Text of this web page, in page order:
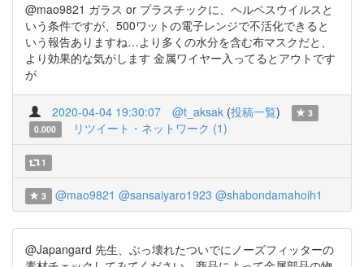
@mao9821 ガラス or プラスチックに、ヘルペスウイルスと
いう条件ですが、500ワットの電子レンジで不活化できると
いう報告ありますね…より多くの水分を含む布マスクだと、
より効果的な気がします 金属ワイヤー入ってるとアウトです
が
2020-04-04 19:30:07 @t_aksak (投稿一覧)
3
0.000
リツイート・ネットワーク (1)
1
3 @mao9821 @sansaiyaro1923 @shabondamahoih1
@Japangard 先生、ぶっ壊れたついでにノーズフィッターの